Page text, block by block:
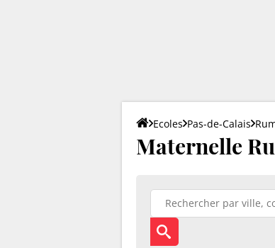
Ecoles Pas-de-Calais
Maternelle